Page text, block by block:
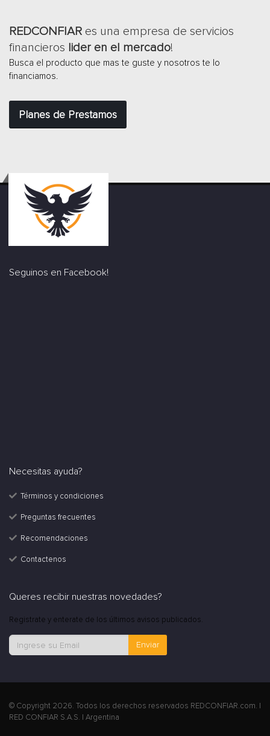
REDCONFIAR es una empresa de servicios
financieros lider en el mercado!
Busca el producto que mas te guste y nosotros te lo
financiamos.
Planes de Prestamos
Seguinos en Facebook!
Necesitas ayuda?
Términos y condiciones
Preguntas frecuentes
Recomendaciones
Contactenos
Queres recibir nuestras novedades?
Registrate y enterate de los últimos avisos publicados.
Enviar
© Copyright 2026. Todos los derechos reservados REDCONFIAR.com. |
RED CONFIAR S.A.S. | Argentina